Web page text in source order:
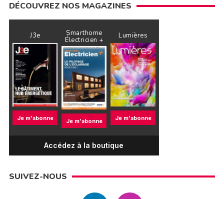
DÉCOUVREZ NOS MAGAZINES
J3e
Je m'abonne
Smarthome
Électricien +
Je m'abonne
Lumières
Je m'abonne
Accédez à la boutique
SUIVEZ-NOUS